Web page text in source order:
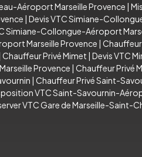
Aéroport Marseille Provence |
| Devis VTC Simiane-
Simiane-Collongue-Aéroport
Marseille Provence |
Chauffeur Privé Mimet | Devis VTC
Provence | Chauffeur Privé
| Chauffeur Privé Saint-
VTC Saint-Savournin-
VTC Gare de Marseille-Saint-